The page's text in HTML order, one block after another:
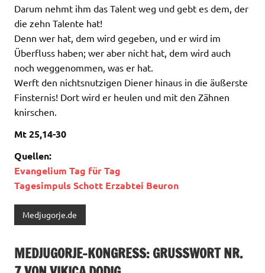
Darum nehmt ihm das Talent weg und gebt es dem, der
die zehn Talente hat!
Denn wer hat, dem wird gegeben, und er wird im
Überfluss haben; wer aber nicht hat, dem wird auch
noch weggenommen, was er hat.
Werft den nichtsnutzigen Diener hinaus in die äußerste
Finsternis! Dort wird er heulen und mit den Zähnen
knirschen.
Mt 25,14-30
Quellen:
Evangelium Tag für Tag
Tagesimpuls Schott Erzabtei Beuron
Medjugorje.de
MEDJUGORJE-KONGRESS: GRUSSWORT NR. 7